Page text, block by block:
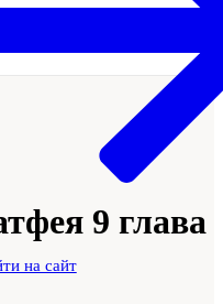
на сайт
9 глава